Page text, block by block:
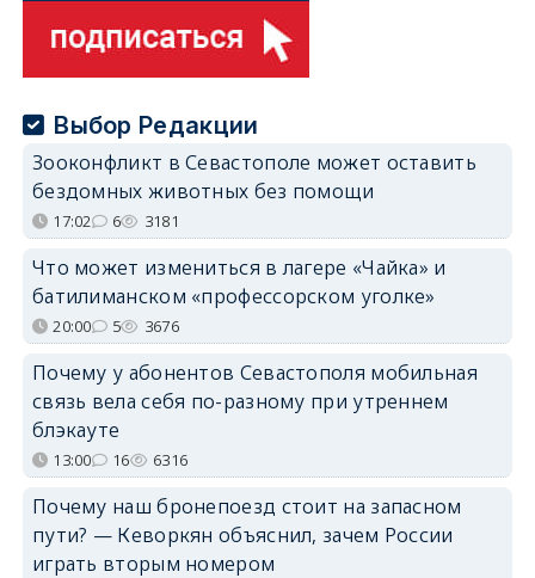
Выбор Редакции
Зооконфликт в Севастополе может оставить
бездомных животных без помощи
17:02 6 3181
Что может измениться в лагере «Чайка» и
батилиманском «профессорском уголке»
20:00 5 3676
Почему у абонентов Севастополя мобильная
связь вела себя по-разному при утреннем
блэкауте
13:00 16 6316
Почему наш бронепоезд стоит на запасном
пути? — Кеворкян объяснил, зачем России
играть вторым номером